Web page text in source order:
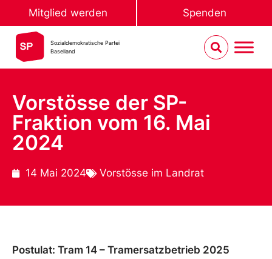
Mitglied werden Spenden
Sozialdemokratische Partei
Baselland
Vorstösse der SP-
Fraktion vom 16. Mai
2024
14 Mai 2024 Vorstösse im Landrat
Postulat: Tram 14 – Tramersatzbetrieb 2025